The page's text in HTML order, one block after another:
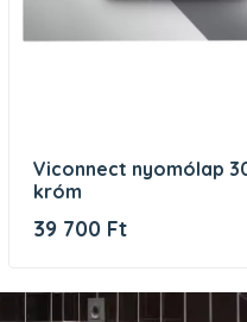
viconnect nyomólap 300s,
króm
39 700 Ft